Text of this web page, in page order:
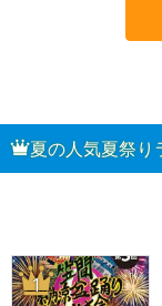
夏の人気夏祭り
1